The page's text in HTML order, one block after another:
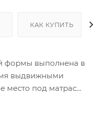
КАК КУПИТЬ
формы выполнена в
выдвижными
место под матрас